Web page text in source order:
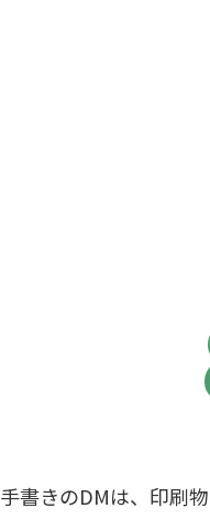
手書きのDMは、印刷